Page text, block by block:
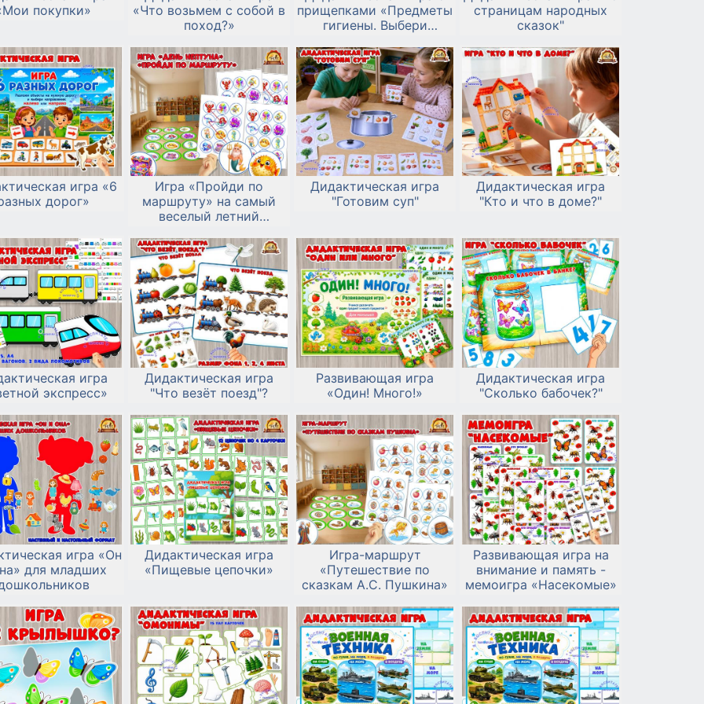
покупки»
«Что возьмем с собой в
поход?»
прищепками «Предметы
гигиены. Выбери
страницам народных
сказок"
игра «6
дорог»
Игра «Пройди по
маршруту» на самый
веселый летний
Нептуна!
Дидактическая игра
"Готовим суп"
Дидактическая игра
"Кто и что в доме?"
игра
экспресс»
Дидактическая игра
"Что везёт поезд"?
Развивающая игра
«Один! Много!»
Дидактическая игра
"Сколько бабочек?"
игра «Он
для младших
Дидактическая игра
«Пищевые цепочки»
Игра-маршрут
«Путешествие по
сказкам А.С. Пушкина»
Развивающая игра на
внимание и память -
мемоигра «Насекомые»